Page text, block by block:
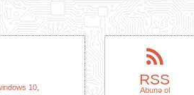
10 RSS
Abunə ol